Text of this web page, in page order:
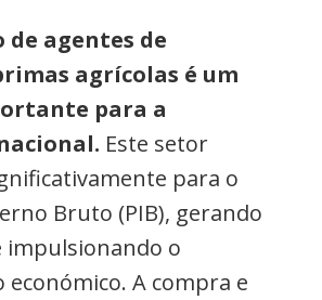
de agentes de
agrícolas é um
para a
Este setor
para o
Bruto (PIB), gerando
impulsionando o
económico. A compra e